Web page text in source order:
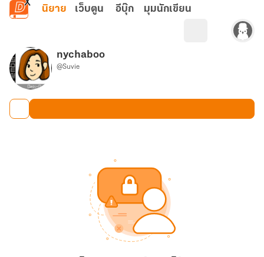
ข้ามไปยังเนื้อหาหลัก
นิยาย เว็บตูน อีบุ๊ก มุมนักเขียน
nychaboo
@Suvie